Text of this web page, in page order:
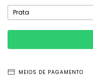
MEIOS DE PAGAMENTO